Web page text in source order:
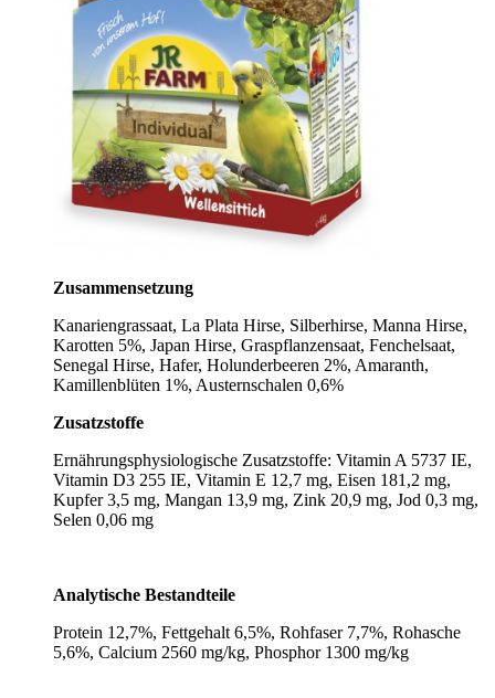
Zusammensetzung
Kanariengrassaat, La Plata Hirse, Silberhirse, Manna Hirse,
Karotten 5%, Japan Hirse, Graspflanzensaat, Fenchelsaat,
Senegal Hirse, Hafer, Holunderbeeren 2%, Amaranth,
Kamillenblüten 1%, Austernschalen 0,6%
Zusatzstoffe
Ernährungsphysiologische Zusatzstoffe: Vitamin A 5737 IE,
Vitamin D3 255 IE, Vitamin E 12,7 mg, Eisen 181,2 mg,
Kupfer 3,5 mg, Mangan 13,9 mg, Zink 20,9 mg, Jod 0,3 mg,
Selen 0,06 mg
Analytische Bestandteile
Protein 12,7%, Fettgehalt 6,5%, Rohfaser 7,7%, Rohasche
5,6%, Calcium 2560 mg/kg, Phosphor 1300 mg/kg